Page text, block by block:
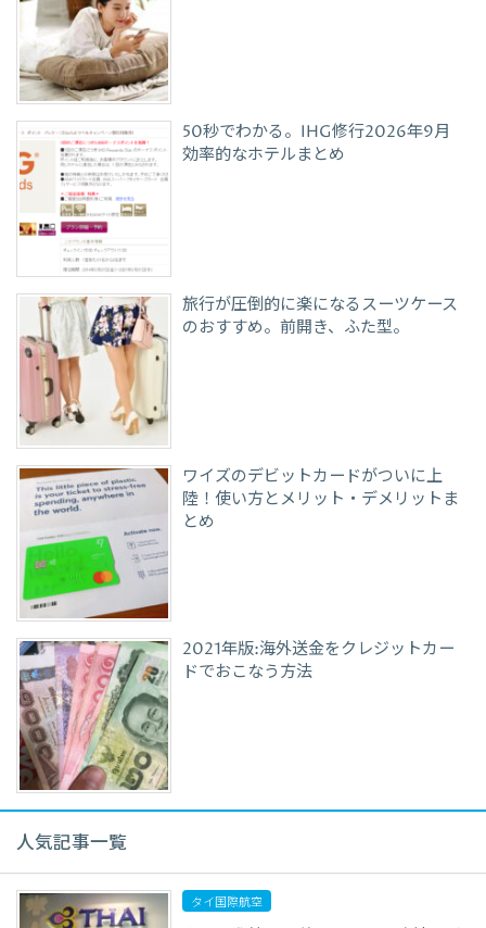
50秒でわかる。IHG修行2026年9月
効率的なホテルまとめ
旅行が圧倒的に楽になるスーツケース
のおすすめ。前開き、ふた型。
ワイズのデビットカードがついに上
陸！使い方とメリット・デメリットま
とめ
2021年版:海外送金をクレジットカー
ドでおこなう方法
人気記事一覧
タイ国際航空